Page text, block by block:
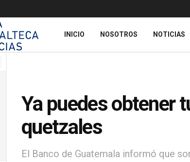
INICIO NOSOTROS NOTICIAS
Ya puedes obtener
quetzales
El Banco de Guatemala informó que